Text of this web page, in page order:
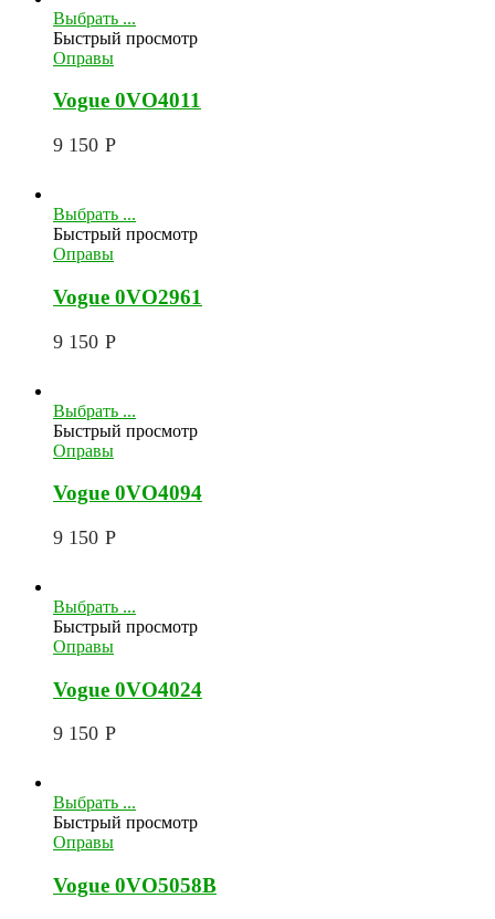
Выбрать ...
Быстрый просмотр
Оправы
Vogue 0VO4011
9 150 Р
Выбрать ...
Быстрый просмотр
Оправы
Vogue 0VO2961
9 150 Р
Выбрать ...
Быстрый просмотр
Оправы
Vogue 0VO4094
9 150 Р
Выбрать ...
Быстрый просмотр
Оправы
Vogue 0VO4024
9 150 Р
Выбрать ...
Быстрый просмотр
Оправы
Vogue 0VO5058B